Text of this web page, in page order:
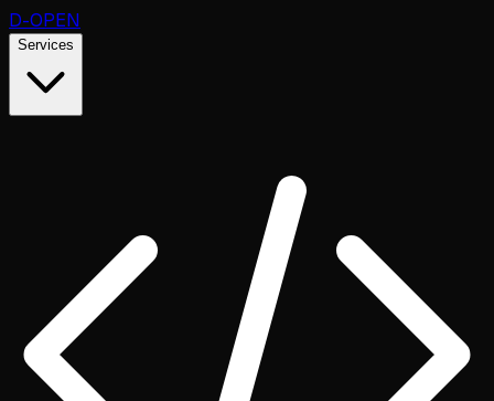
D-OPEN
Services